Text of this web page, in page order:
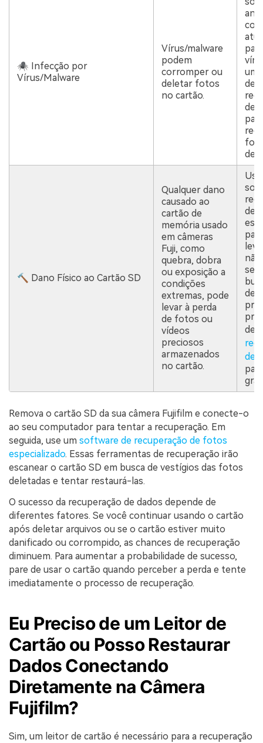
🕷 Infecção por
Vírus/Malware
Vírus/malware
podem
corromper ou
deletar fotos
no cartão.
um
de
de
para
🔨 Dano Físico ao Cartão SD
Qualquer dano
causado ao
cartão de
memória usado
em câmeras
Fuji, como
quebra, dobra
ou exposição a
condições
extremas, pode
levar à perda
de fotos ou
vídeos
preciosos
armazenados
no cartão.
de
de
de
de
Remova o cartão SD da sua câmera Fujifilm e conecte-o
ao seu computador para tentar a recuperação. Em
seguida, use um software de recuperação de fotos
especializado. Essas ferramentas de recuperação irão
escanear o cartão SD em busca de vestígios das fotos
deletadas e tentar restaurá-las.
O sucesso da recuperação de dados depende de
diferentes fatores. Se você continuar usando o cartão
após deletar arquivos ou se o cartão estiver muito
danificado ou corrompido, as chances de recuperação
diminuem. Para aumentar a probabilidade de sucesso,
pare de usar o cartão quando perceber a perda e tente
imediatamente o processo de recuperação.
Eu Preciso de um Leitor de
Cartão ou Posso Restaurar
Dados Conectando
Diretamente na Câmera
Fujifilm?
Sim, um leitor de cartão é necessário para a recuperação